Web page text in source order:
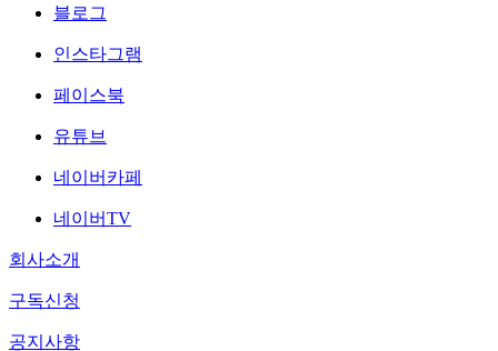
블로그
인스타그램
페이스북
유튜브
네이버카페
네이버TV
회사소개
구독신청
공지사항